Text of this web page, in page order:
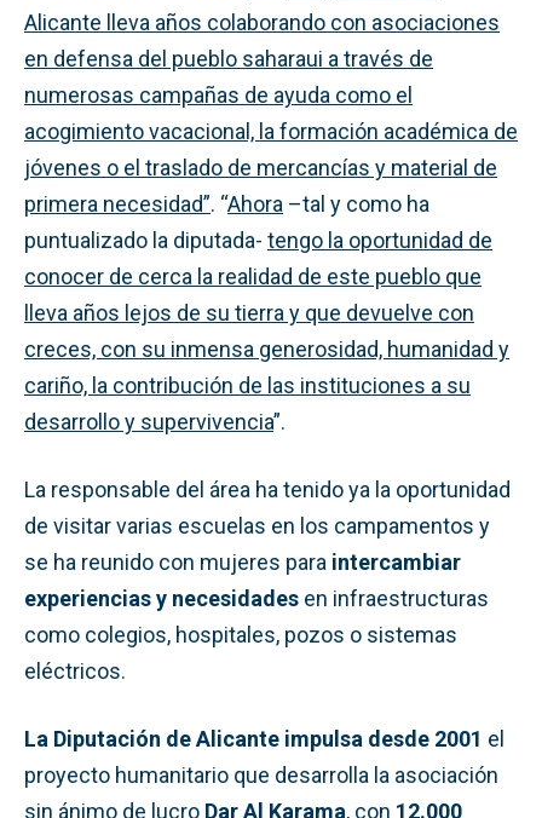
Alicante lleva años colaborando con asociaciones
en defensa del pueblo saharaui a través de
numerosas campañas de ayuda como el
acogimiento vacacional, la formación académica de
jóvenes o el traslado de mercancías y material de
primera necesidad”. “Ahora –tal y como ha
puntualizado la diputada- tengo la oportunidad de
conocer de cerca la realidad de este pueblo que
lleva años lejos de su tierra y que devuelve con
creces, con su inmensa generosidad, humanidad y
cariño, la contribución de las instituciones a su
desarrollo y supervivencia”.
La responsable del área ha tenido ya la oportunidad
de visitar varias escuelas en los campamentos y
se ha reunido con mujeres para intercambiar
experiencias y necesidades en infraestructuras
como colegios, hospitales, pozos o sistemas
eléctricos.
La Diputación de Alicante impulsa desde 2001 el
proyecto humanitario que desarrolla la asociación
sin ánimo de lucro Dar Al Karama, con 12.000